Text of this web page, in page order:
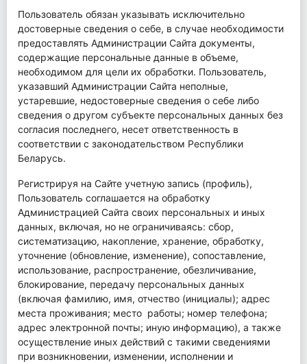
Пользователь обязан указывать исключительно
достоверные сведения о себе, в случае необходимости
предоставлять Администрации Сайта документы,
содержащие персональные данные в объеме,
необходимом для цели их обработки. Пользователь,
указавший Администрации Сайта неполные,
устаревшие, недостоверные сведения о себе либо
сведения о другом субъекте персональных данных без
согласия последнего, несет ответственность в
соответствии с законодательством Республики
Беларусь.
Регистрируя на Сайте учетную запись (профиль),
Пользователь соглашается на обработку
Администрацией Сайта своих персональных и иных
данных, включая, но не ограничиваясь: сбор,
систематизацию, накопление, хранение, обработку,
уточнение (обновление, изменение), сопоставление,
использование, распространение, обезличивание,
блокирование, передачу персональных данных
(включая фамилию, имя, отчество (инициалы); адрес
места проживания; место работы; номер телефона;
адрес электронной почты; иную информацию), а также
осуществление иных действий с такими сведениями
при возникновении, изменении, исполнении и